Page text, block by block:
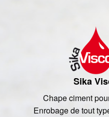
Sika
Chape ciment
Enrobage de tout